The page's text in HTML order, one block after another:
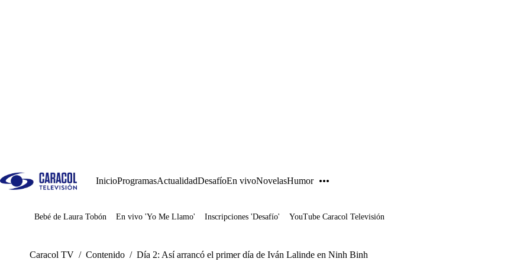
InicioProgramasActualidadDesafíoEn vivoNovelasHumor
Juegos
Bebé de Laura Tobón En vivo 'Yo Me Llamo' Inscripciones 'Desafío' YouTube Caracol Televisión
Caracol TV / Contenido / Día 2: Así arrancó el primer día de Iván Lalinde en Ninh Binh